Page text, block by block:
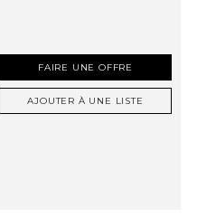
FAIRE UNE OFFRE
AJOUTER À UNE LISTE